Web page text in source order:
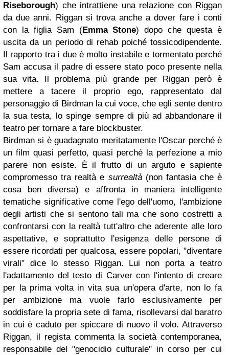
Riseborough) che intrattiene una relazione con Riggan
da due anni. Riggan si trova anche a dover fare i conti
con la figlia Sam (Emma Stone) dopo che questa è
uscita da un periodo di rehab poiché tossicodipendente.
Il rapporto tra i due è molto instabile e tormentato perché
Sam accusa il padre di essere stato poco presente nella
sua vita. Il problema più grande per Riggan però è
mettere a tacere il proprio ego, rappresentato dal
personaggio di Birdman la cui voce, che egli sente dentro
la sua testa, lo spinge sempre di più ad abbandonare il
teatro per tornare a fare blockbuster.
Birdman si è guadagnato meritatamente l'Oscar perché è
un film quasi perfetto, quasi perché la perfezione a mio
parere non esiste. È il frutto di un arguto e sapiente
compromesso tra realtà e surrealtà(non fantasia che è
cosa ben diversa) e affronta in maniera intelligente
tematiche significative come l'ego dell'uomo, l'ambizione
degli artisti che si sentono tali ma che sono costretti a
confrontarsi con la realtà tutt'altro che aderente alle loro
aspettative, e soprattutto l'esigenza delle persone di
essere ricordati per qualcosa, essere popolari, "diventare
virali" dice lo stesso Riggan. Lui non porta a teatro
l'adattamento del testo di Carver con l'intento di creare
per la prima volta in vita sua un'opera d'arte, non lo fa
per ambizione ma vuole farlo esclusivamente per
soddisfare la propria sete di fama, risollevarsi dal baratro
in cui è caduto per spiccare di nuovo il volo. Attraverso
Riggan, il regista commenta la società contemporanea,
responsabile del "genocidio culturale" in corso per cui